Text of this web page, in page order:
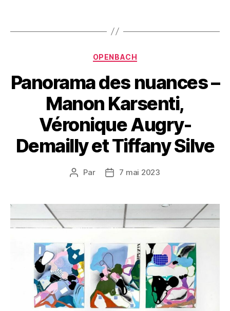
Catégories
OPENBACH
Panorama des nuances –
Manon Karsenti,
Véronique Augry-
Demailly et Tiffany Silve
Auteur
Par
Date7 mai 2023